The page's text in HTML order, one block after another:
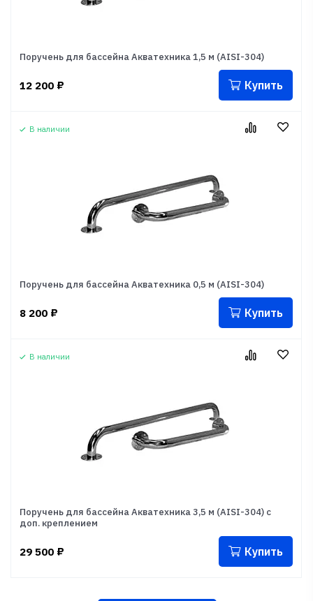
Поручень для бассейна Акватехника 1,5 м (AISI-304)
12 200 ₽ Купить
В наличии
Поручень для бассейна Акватехника 0,5 м (AISI-304)
8 200 ₽ Купить
В наличии
Поручень для бассейна Акватехника 3,5 м (AISI-304) с
доп. креплением
29 500 ₽ Купить